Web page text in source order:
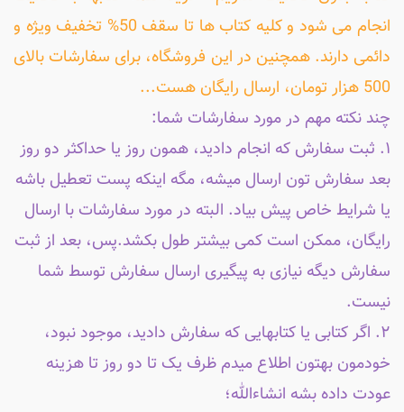
انجام می شود و کلیه کتاب ها تا سقف 50% تخفیف ویژه و
دائمی دارند. همچنین در این فروشگاه، برای سفارشات بالای
500 هزار تومان، ارسال رایگان هست...
چند نکته مهم در مورد سفارشات شما:
۱. ثبت سفارش که انجام دادید، همون روز یا حداکثر دو روز
بعد سفارش تون ارسال میشه، مگه اینکه پست تعطیل باشه
یا شرایط خاص پیش بیاد. البته در مورد سفارشات با ارسال
رایگان، ممکن است کمی بیشتر طول بکشد.پس، بعد از ثبت
سفارش دیگه نیازی به پیگیری ارسال سفارش توسط شما
نیست.
۲. اگر کتابی یا کتابهایی که سفارش دادید، موجود نبود،
خودمون بهتون اطلاع میدم ظرف یک تا دو روز تا هزینه
عودت داده بشه انشاءالله؛